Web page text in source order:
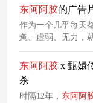
阿胶在年轻人实现
质提升的意义。
东阿阿胶的广告
作为一个几乎每天
惫、虚弱、无力，
察到了打工人的这
人》，爆笑演绎打
权。
东阿阿胶 x 甄嬛
杀
时隔12年， 东阿 阿